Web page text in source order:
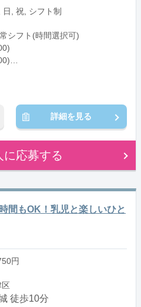
, 祝, シフト制
シフト(時間選択可)
詳細を見る
に応募する
間もOK！乳児と楽しいひと
円
徒歩10分